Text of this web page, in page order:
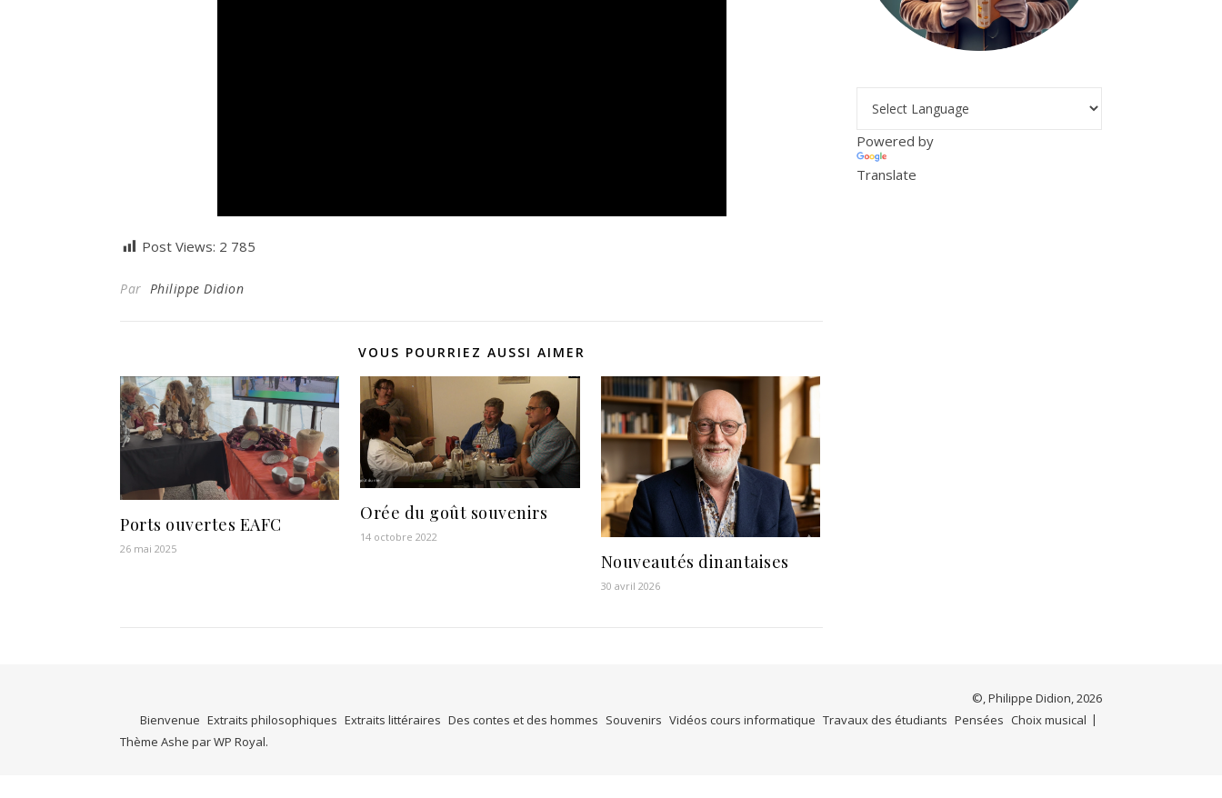
Post Views: 2 785
Par Philippe Didion
VOUS POURRIEZ AUSSI AIMER
Ports ouvertes EAFC
26 mai 2025
Orée du goût souvenirs
14 octobre 2022
Nouveautés dinantaises
30 avril 2026
Powered by
Translate
©, Philippe Didion, 2026
Bienvenue Extraits philosophiques Extraits littéraires Des contes et des hommes Souvenirs Vidéos cours informatique Travaux des étudiants Pensées Choix musical
Thème Ashe parWP Royal.